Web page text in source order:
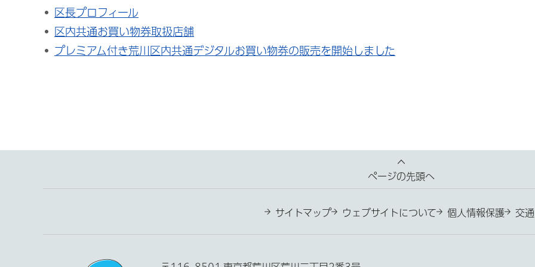
区長プロフィール
区内共通お買い物券取扱店舗
プレミアム付き荒川区内共通デジタルお買い物券の販売を開始しました
ページの先頭へ
サイトマップ ウェブサイトについて 個人情報保護 交